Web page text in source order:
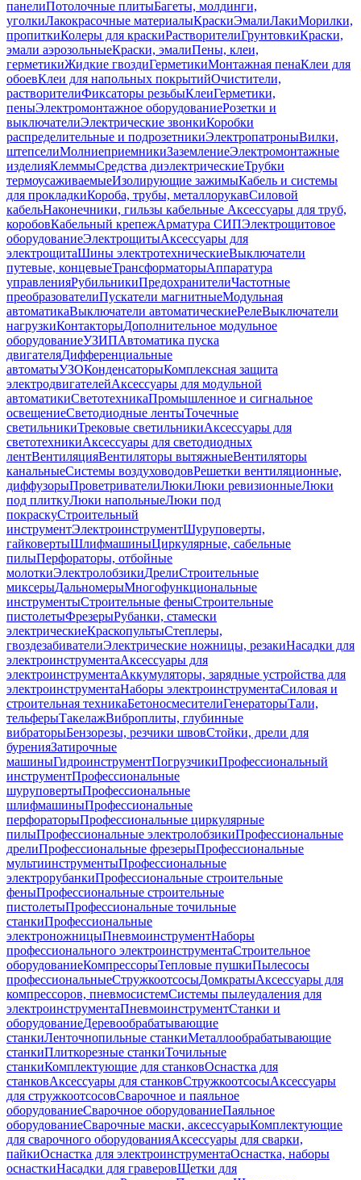
панелиПотолочные плитыБагеты, молдинги,
уголкиЛакокрасочные материалыКраскиЭмалиЛакиМорилки,
пропиткиКолеры для краскиРастворителиГрунтовкиКраски,
эмали аэрозольныеКраски, эмалиПены, клеи,
герметикиЖидкие гвоздиГерметикиМонтажная пенаКлеи для
обоевКлеи для напольных покрытийОчистители,
растворителиФиксаторы резьбыКлеиГерметики,
пеныЭлектромонтажное оборудованиеРозетки и
выключателиЭлектрические звонкиКоробки
распределительные и подрозетникиЭлектропатроныВилки,
штепселиМолниеприемникиЗаземлениеЭлектромонтажные
изделияКлеммыСредства диэлектрическиеТрубки
термоусаживаемыеИзолирующие зажимыКабель и системы
для прокладкиКороба, трубы, металлорукавСиловой
кабельНаконечники, гильзы кабельные Аксессуары для труб,
коробовКабельный крепежАрматура СИПЭлектрощитовое
оборудованиеЭлектрощитыАксессуары для
электрощитаШины электротехническиеВыключатели
путевые, концевыеТрансформаторыАппаратура
управленияРубильникиПредохранителиЧастотные
преобразователиПускатели магнитныеМодульная
автоматикаВыключатели автоматическиеРелеВыключатели
нагрузкиКонтакторыДополнительное модульное
оборудованиеУЗИПАвтоматика пуска
двигателяДифференциальные
автоматыУЗОКонденсаторыКомплексная защита
электродвигателейАксессуары для модульной
автоматикиСветотехникаПромышленное и сигнальное
освещениеСветодиодные лентыТочечные
светильникиТрековые светильникиАксессуары для
светотехникиАксессуары для светодиодных
лентВентиляцияВентиляторы вытяжныеВентиляторы
канальныеСистемы воздуховодовРешетки вентиляционные,
диффузорыПроветривателиЛюкиЛюки ревизионныеЛюки
под плиткуЛюки напольныеЛюки под
покраскуСтроительный
инструментЭлектроинструментШуруповерты,
гайковертыШлифмашиныЦиркулярные, сабельные
пилыПерфораторы, отбойные
молоткиЭлектролобзикиДрелиСтроительные
миксерыДальномерыМногофункциональные
инструментыСтроительные феныСтроительные
пистолетыФрезерыРубанки, стамески
электрическиеКраскопультыСтеплеры,
гвоздезабивателиЭлектрические ножницы, резакиНасадки для
электроинструментаАксессуары для
электроинструментаАккумуляторы, зарядные устройства для
электроинструментаНаборы электроинструментаСиловая и
строительная техникаБетоносмесителиГенераторыТали,
тельферыТакелажВиброплиты, глубинные
вибраторыБензорезы, резчики швовСтойки, дрели для
буренияЗатирочные
машиныГидроинструментПогрузчикиПрофессиональный
инструментПрофессиональные
шуруповертыПрофессиональные
шлифмашиныПрофессиональные
перфораторыПрофессиональные циркулярные
пилыПрофессиональные электролобзикиПрофессиональные
дрелиПрофессиональные фрезерыПрофессиональные
мультиинструментыПрофессиональные
электрорубанкиПрофессиональные строительные
феныПрофессиональные строительные
пистолетыПрофессиональные точильные
станкиПрофессиональные
электроножницыПневмоинструментНаборы
профессионального электроинструментаСтроительное
оборудованиеКомпрессорыТепловые пушкиПылесосы
профессиональныеСтружкоотсосыДомкратыАксессуары для
компрессоров, пневмосистемСистемы пылеудаления для
электроинструментаПневмоинструментСтанки и
оборудованиеДеревообрабатывающие
станкиЛенточнопильные станкиМеталлообрабатывающие
станкиПлиткорезные станкиТочильные
станкиКомплектующие для станковОснастка для
станковАксессуары для станковСтружкоотсосыАксессуары
для стружкоотсосовСварочное и паяльное
оборудованиеСварочное оборудованиеПаяльное
оборудованиеСварочные маски, аксессуарыКомплектующие
для сварочного оборудованияАксессуары для сварки,
пайкиОснастка для электроинструментаОснастка, наборы
оснасткиНасадки для граверовЩетки для